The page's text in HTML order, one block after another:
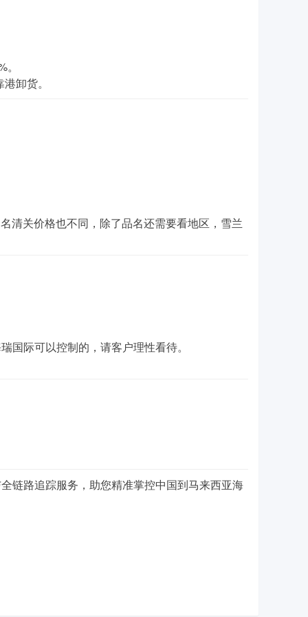
卸货。
清关价格也不同，除了品名还需要看地区，雪兰
国际可以控制的，请客户理性看待。
链路追踪服务，助您精准掌控中国到马来西亚海